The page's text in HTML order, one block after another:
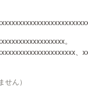
。
、
ん）